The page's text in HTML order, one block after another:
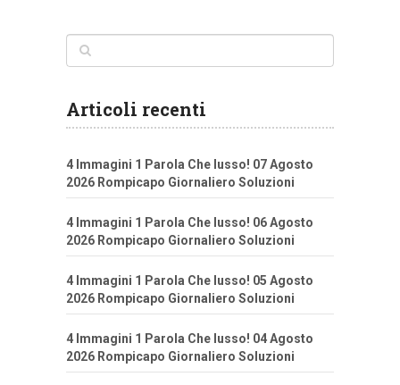
Articoli recenti
4 Immagini 1 Parola Che lusso! 07 Agosto
2026 Rompicapo Giornaliero Soluzioni
4 Immagini 1 Parola Che lusso! 06 Agosto
2026 Rompicapo Giornaliero Soluzioni
4 Immagini 1 Parola Che lusso! 05 Agosto
2026 Rompicapo Giornaliero Soluzioni
4 Immagini 1 Parola Che lusso! 04 Agosto
2026 Rompicapo Giornaliero Soluzioni